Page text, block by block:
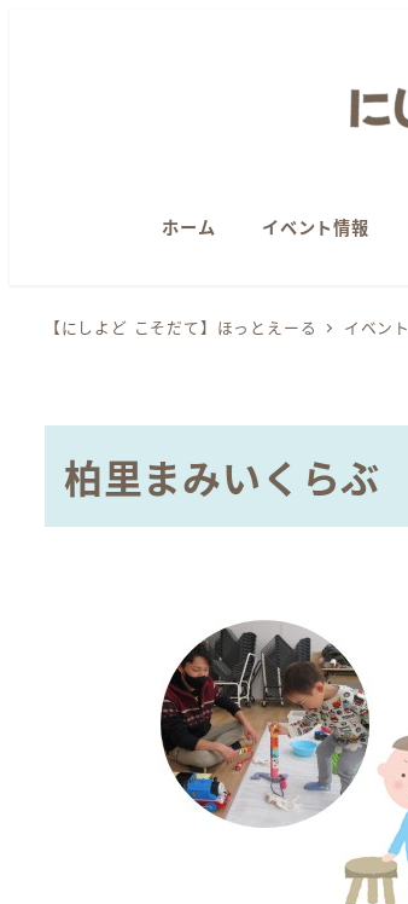
ホーム イベント情報
【にしよど こそだて】ほっとえーる イベント
柏里まみいくらぶ